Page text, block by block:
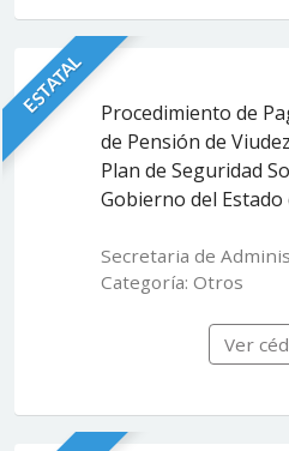
ESTATAL
Procedimiento de
de Pensión de
Plan de Seguridad
Gobierno del Estado
Secretaria de
Categoría: Otros
Ver